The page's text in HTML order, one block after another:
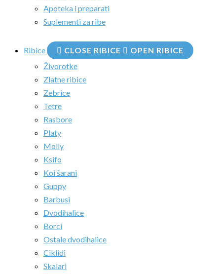
Apoteka i preparati
Suplementi za ribe
Ribice CLOSE RIBICE
OPEN RIBICE
Živorotke
Zlatne ribice
Zebrice
Tetre
Rasbore
Platy
Molly
Ksifo
Koi šarani
Guppy
Barbusi
Dvodihalice
Borci
Ostale dvodihalice
Ciklidi
Skalari